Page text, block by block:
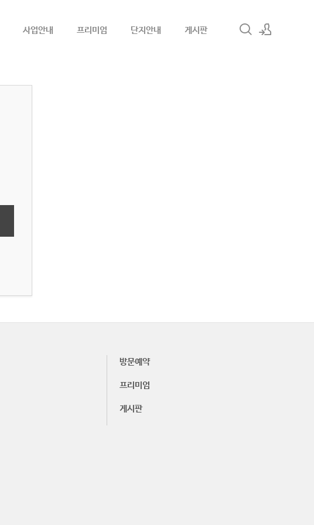
사업안내 프리미엄 단지안내 게시판
방문예약
프리미엄
게시판